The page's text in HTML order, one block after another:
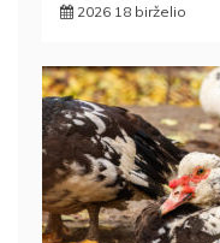
2026 18 birželio